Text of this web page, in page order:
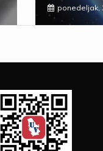
ponedeljak,